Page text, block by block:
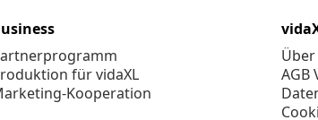
für vidaXL
Kooperation
Über
AGB